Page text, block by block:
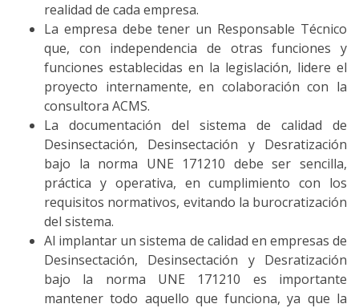
realidad de cada empresa.
La empresa debe tener un Responsable Técnico
que, con independencia de otras funciones y
funciones establecidas en la legislación, lidere el
proyecto internamente, en colaboración con la
consultora ACMS.
La documentación del sistema de calidad de
Desinsectación, Desinsectación y Desratización
bajo la norma UNE 171210 debe ser sencilla,
práctica y operativa, en cumplimiento con los
requisitos normativos, evitando la burocratización
del sistema.
Al implantar un sistema de calidad en empresas de
Desinsectación, Desinsectación y Desratización
bajo la norma UNE 171210 es importante
mantener todo aquello que funciona, ya que la